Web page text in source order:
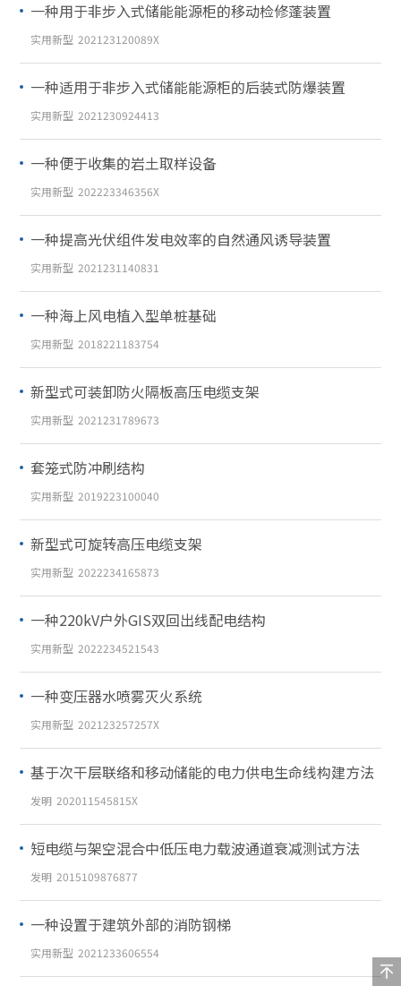
一种用于非步入式储能能源柜的移动检修蓬装置
实用新型 202123120089X
一种适用于非步入式储能能源柜的后装式防爆装置
实用新型 2021230924413
一种便于收集的岩土取样设备
实用新型 202223346356X
一种提高光伏组件发电效率的自然通风诱导装置
实用新型 2021231140831
一种海上风电植入型单桩基础
实用新型 2018221183754
新型式可装卸防火隔板高压电缆支架
实用新型 2021231789673
套笼式防冲刷结构
实用新型 2019223100040
新型式可旋转高压电缆支架
实用新型 2022234165873
一种220kV户外GIS双回出线配电结构
实用新型 2022234521543
一种变压器水喷雾灭火系统
实用新型 202123257257X
基于次干层联络和移动储能的电力供电生命线构建方法
发明 202011545815X
短电缆与架空混合中低压电力载波通道衰减测试方法
发明 2015109876877
一种设置于建筑外部的消防钢梯
实用新型 2021233606554